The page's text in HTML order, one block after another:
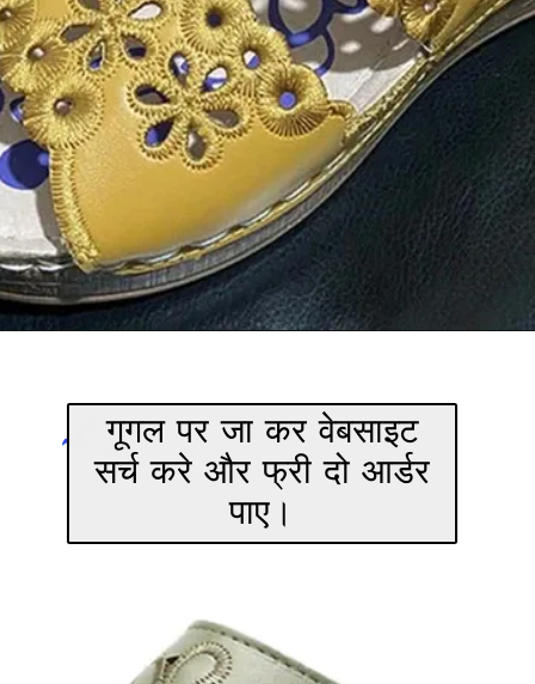
गूगल पर जा कर वेबसाइट
सर्च करे और फ्री दो आर्डर
पाए।